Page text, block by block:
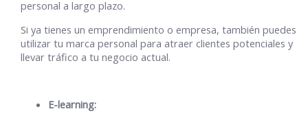
personal a largo plazo.
Si ya tienes un emprendimiento o empresa, también puedes
utilizar tu marca personal para atraer clientes potenciales y
llevar tráfico a tu negocio actual.
E-learning: